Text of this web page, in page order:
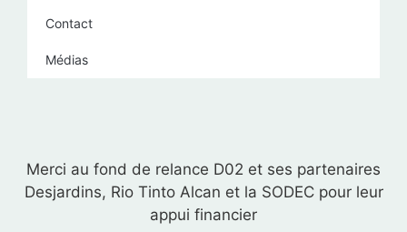
Contact
Médias
Merci au fond de relance D02 et ses partenaires
Desjardins, Rio Tinto Alcan et la SODEC pour leur
appui financier